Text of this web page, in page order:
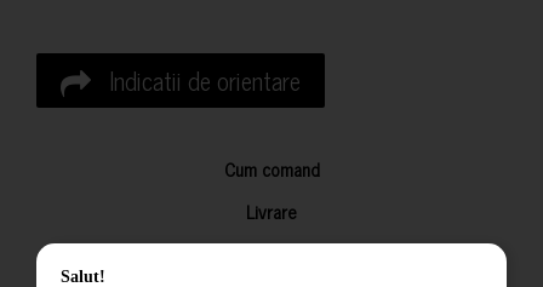
Indicatii de orientare
Cum comand
Livrare
Returnarea produselor
Salut!